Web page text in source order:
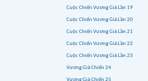
Cuộc Chiến Vương Giả Lần 19
Cuộc Chiến Vương Giả Lần 20
Cuộc Chiến Vương Giả Lần 21
Cuộc Chiến Vương Giả Lần 22
Cuộc Chiến Vương Giả Lần 23
Vương Giả Chiến 24
Vương Giả Chiến 25